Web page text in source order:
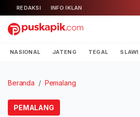
REDAKSI INFO IKLAN
NASIONAL JATENG TEGAL SLAWI
Beranda / Pemalang
PEMALANG